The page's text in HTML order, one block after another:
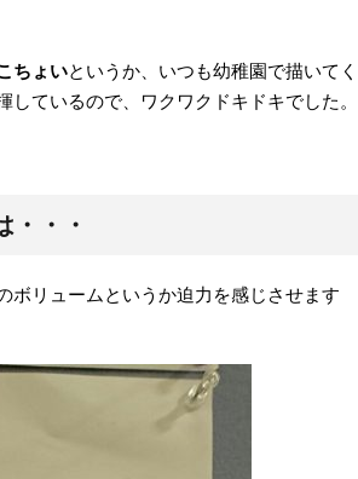
ちょいというか、いつも幼稚園で描いてく
ているので、ワクワクドキドキでした。
・・・
ボリュームというか迫力を感じさせます